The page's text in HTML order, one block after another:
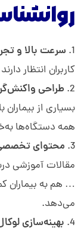
سرعت بالا و
کاربران انتظار
طراحی
بسیاری از
همه دستگاه‌ها
محتوای
مقالات آموزشی
… هم به بیماران
می‌دهد.
بهینه‌سازی